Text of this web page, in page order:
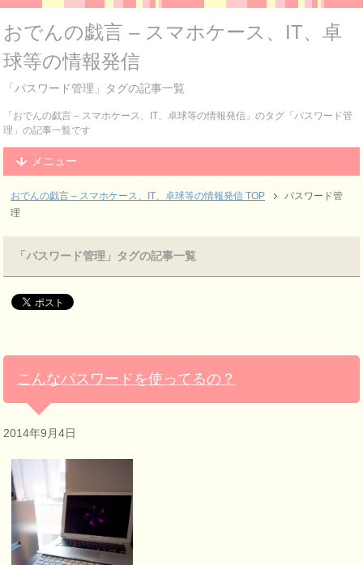
おでんの戯言 – スマホケース、IT、卓
球等の情報発信
「パスワード管理」タグの記事一覧
「おでんの戯言 – スマホケース、IT、卓球等の情報発信」のタグ「パスワード管
理」の記事一覧です
メニュー
おでんの戯言 – スマホケース、IT、卓球等の情報発信 TOP
パスワード管
理
「パスワード管理」タグの記事一覧
こんなパスワードを使ってるの？
2014年9月4日